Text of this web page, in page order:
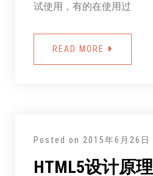
试使用，有的在使用过
READ MORE
Posted on 2015年6月26日
HTML5设计原理